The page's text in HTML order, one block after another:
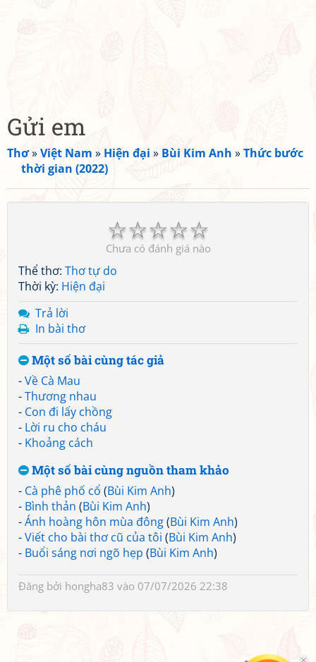
Gửi em
Thơ»Việt Nam » Hiện đại » Bùi Kim Anh »Thức bước
thời gian (2022)
☆
☆
☆
☆
☆
Chưa có đánh giá nào
Thể thơ: Thơ tự do
Thời kỳ: Hiện đại
Trả lời
In bài thơ
Một số bài cùng tác giả
-Về Cà Mau
-Thương nhau
- Con đi lấy chồng
- Lời ru cho cháu
- Khoảng cách
Một số bài cùng nguồn tham khảo
- Cà phê phố cổ (Bùi Kim Anh)
- Bình thản (Bùi Kim Anh)
-Ánh hoàng hôn mùa đông(Bùi Kim Anh)
-Viết cho bài thơ cũ của tôi (Bùi Kim Anh)
- Buổi sáng nơi ngõ hẹp (Bùi Kim Anh)
Đăng bởi hongha83 vào 07/07/2026 22:38